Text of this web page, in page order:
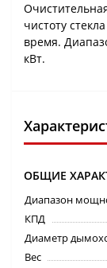
чистоту
время.
кВт.
ОБЩИЕ
Диапазон
КПД
Диаметр
Вес